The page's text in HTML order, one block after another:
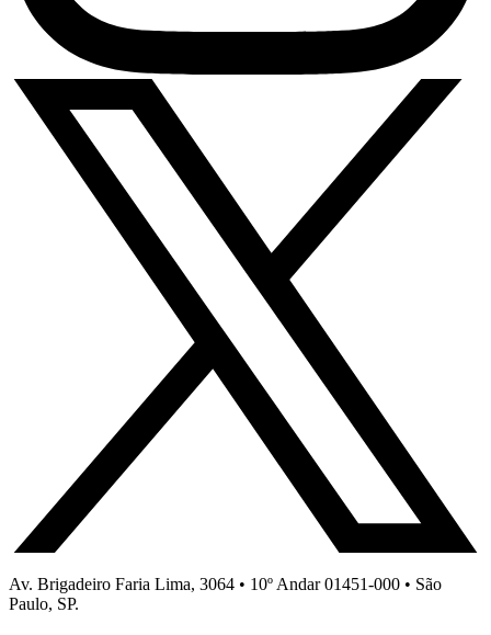
Av. Brigadeiro Faria Lima, 3064 • 10º Andar 01451-000 • São
Paulo, SP.